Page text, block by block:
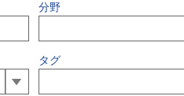
分野
タグ